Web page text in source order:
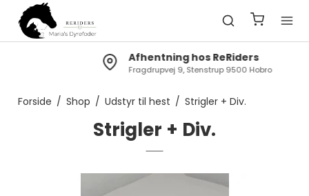
Afhentning hos ReRiders
Fragdrupvej 9, Stenstrup 9500 Hobro
Forside / Shop / Udstyr til hest / Strigler + Div.
Strigler + Div.